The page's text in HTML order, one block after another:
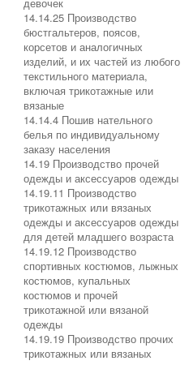
14.14.25 Производство
бюстгальтеров, поясов,
корсетов и аналогичных
изделий, и их частей из любого
текстильного материала,
включая трикотажные или
вязаные
14.14.4 Пошив нательного
белья по индивидуальному
заказу населения
14.19 Производство прочей
одежды и аксессуаров одежды
14.19.11 Производство
трикотажных или вязаных
одежды и аксессуаров одежды
для детей младшего возраста
14.19.12 Производство
спортивных костюмов, лыжных
костюмов, купальных
костюмов и прочей
трикотажной или вязаной
одежды
14.19.19 Производство прочих
трикотажных или вязаных